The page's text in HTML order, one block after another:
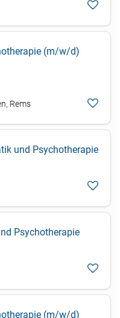
(m/w/d)
Rems
und Psychotherapie
Psychotherapie
(m/w/d)